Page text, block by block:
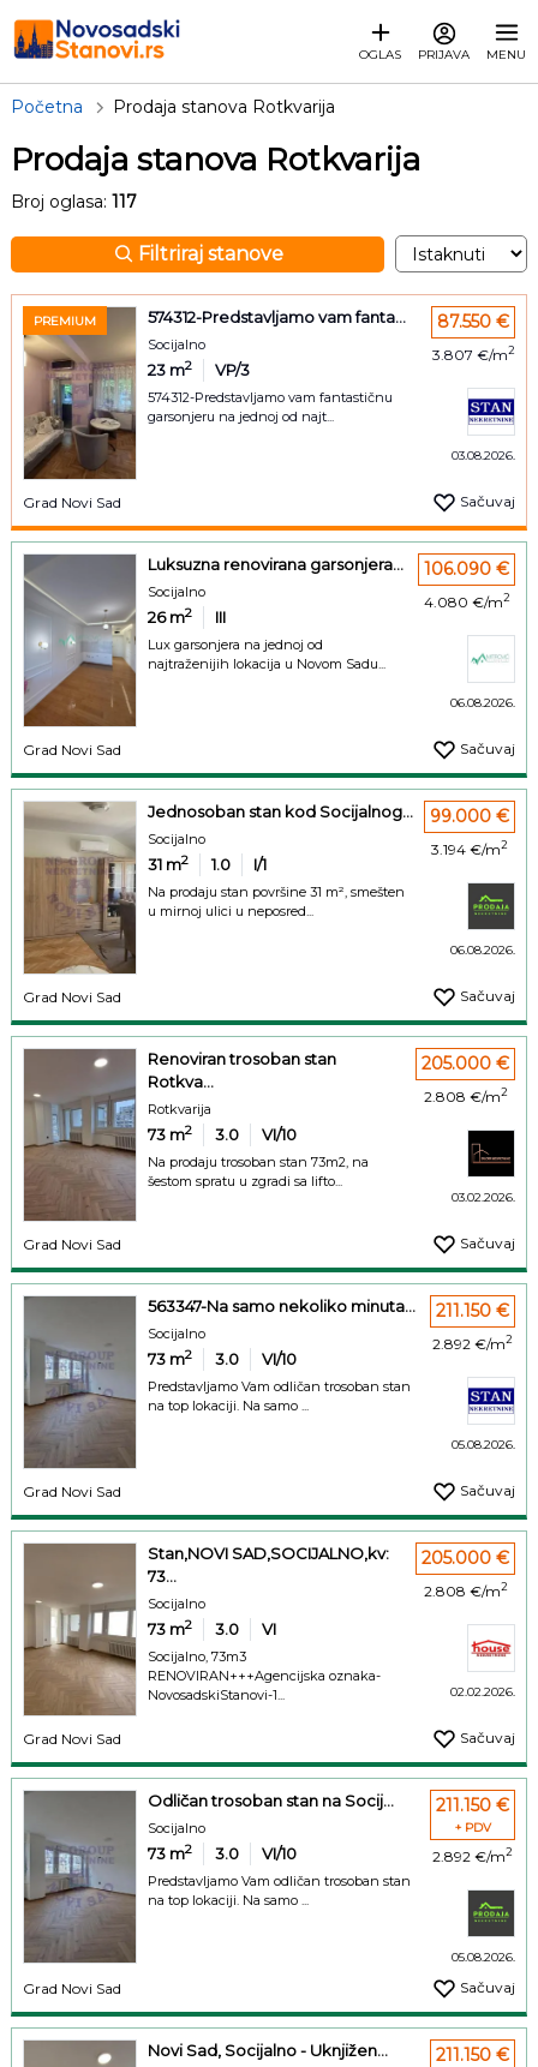
OGLAS PRIJAVA MENU
Početna Prodaja stanova Rotkvarija
Prodaja stanova Rotkvarija
Broj oglasa: 117
Filtriraj stanove
PREMIUM 574312-Predstavljamo vam fanta...
Socijalno
23 m2 VP/3
574312-Predstavljamo vam fantastičnu
garsonjeru na jednoj od najt...
87.550 €
3.807 €/m2
03.08.2026.
Grad Novi Sad Sačuvaj
Luksuzna renovirana garsonjera...
Socijalno
26m2 III
Lux garsonjera na jednoj od
najtraženijih lokacija u Novom Sadu...
106.090 €
4.080 €/m2
06.08.2026.
Grad Novi Sad Sačuvaj
Jednosoban stan kod Socijalnog...
Socijalno
31 m2 1.0 I/1
Na prodaju stan površine 31 m², smešten
u mirnoj ulici u neposred...
99.000 €
3.194 €/m2
06.08.2026.
Grad Novi Sad Sačuvaj
Renoviran trosoban stan
Rotkva...
Rotkvarija
73 m2 3.0 VI/10
Na prodaju trosoban stan 73m2, na
šestom spratu u zgradi sa lifto...
205.000 €
2.808 €/m2
03.02.2026.
Grad Novi Sad Sačuvaj
563347-Na samo nekoliko minuta...
Socijalno
73 m2 3.0 VI/10
Predstavljamo Vam odličan trosoban stan
na top lokaciji. Na samo ...
211.150 €
2.892 €/m2
05.08.2026.
Grad Novi Sad Sačuvaj
Stan,NOVI SAD,SOCIJALNO,kv:
73...
Socijalno
73 m2 3.0 VI
Socijalno, 73m3
RENOVIRAN+++Agencijska oznaka-
NovosadskiStanovi-1...
205.000 €
2.808 €/m2
02.02.2026.
Grad Novi Sad Sačuvaj
Odličan trosoban stan na Socij...
Socijalno
73 m2 3.0 VI/10
Predstavljamo Vam odličan trosoban stan
na top lokaciji. Na samo ...
211.150 €
+ PDV
2.892 €/m2
05.08.2026.
Grad Novi Sad Sačuvaj
Novi Sad, Socijalno - Uknjižen... 211.150 €